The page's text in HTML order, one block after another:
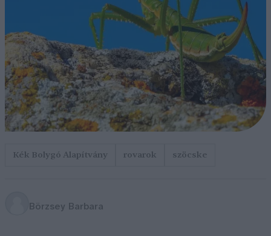
Kék Bolygó Alapítvány rovarok szöcske
Börzsey Barbara